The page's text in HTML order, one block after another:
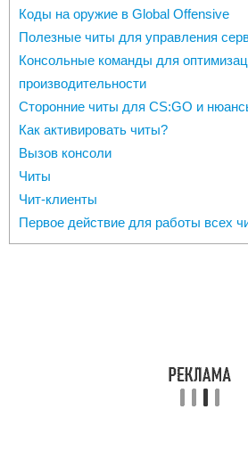
Коды на оружие в Global Offensive
Полезные читы для управления
Консольные команды для
производительности
Сторонние читы для CS:GO и
Как активировать читы?
Вызов консоли
Читы
Чит-клиенты
Первое действие для работы всех